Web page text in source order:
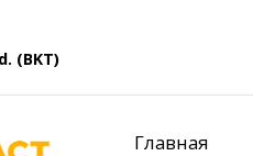
(BKT)
Главная